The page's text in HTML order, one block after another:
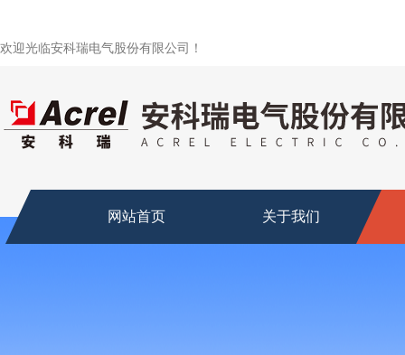
欢迎光临安科瑞电气股份有限公司！
网站首页 关于我们